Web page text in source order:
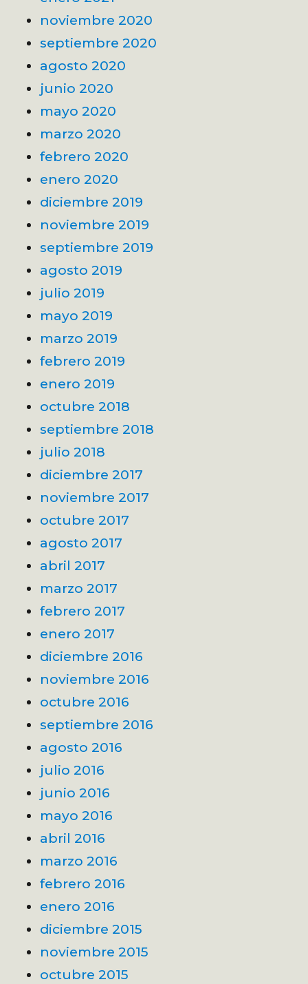
noviembre 2020
septiembre 2020
agosto 2020
junio 2020
mayo 2020
marzo 2020
febrero 2020
enero 2020
diciembre 2019
noviembre 2019
septiembre 2019
agosto 2019
julio 2019
mayo 2019
marzo 2019
febrero 2019
enero 2019
octubre 2018
septiembre 2018
julio 2018
diciembre 2017
noviembre 2017
octubre 2017
agosto 2017
abril 2017
marzo 2017
febrero 2017
enero 2017
diciembre 2016
noviembre 2016
octubre 2016
septiembre 2016
agosto 2016
julio 2016
junio 2016
mayo 2016
abril 2016
marzo 2016
febrero 2016
enero 2016
diciembre 2015
noviembre 2015
octubre 2015